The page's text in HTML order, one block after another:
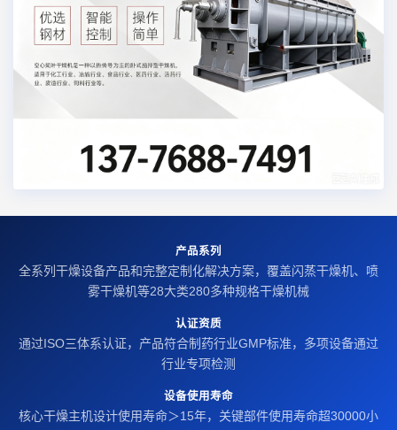
产品系列
全系列干燥设备产品和完整定制化解决方案，覆盖闪蒸干燥机、喷
雾干燥机等28大类280多种规格干燥机械
认证资质
通过ISO三体系认证，产品符合制药行业GMP标准，多项设备通过
行业专项检测
设备使用寿命
核心干燥主机设计使用寿命＞15年，关键部件使用寿命超30000小